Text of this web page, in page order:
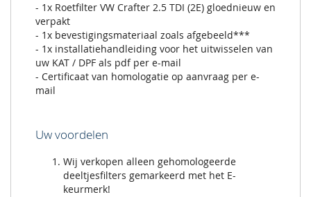
- 1x Roetfilter VW Crafter 2.5 TDI (2E) gloednieuw en
verpakt
- 1x bevestigingsmateriaal zoals afgebeeld***
- 1x installatiehandleiding voor het uitwisselen van
uw KAT / DPF als pdf per e-mail
- Certificaat van homologatie op aanvraag per e-
mail
Uw voordelen
Wij verkopen alleen gehomologeerde
deeltjesfilters gemarkeerd met het E-
keurmerk!